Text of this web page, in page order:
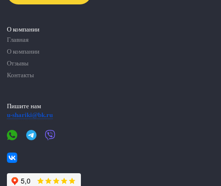
О компании
Главная
О компании
Отзывы
Контакты
Пишите нам
u-shariki@bk.ru